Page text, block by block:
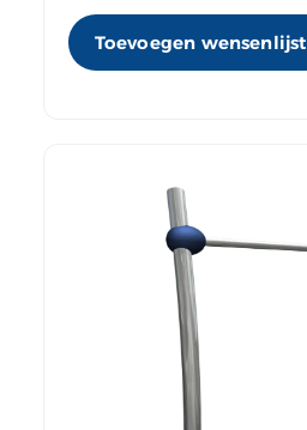
Toevoegen wensenlijst